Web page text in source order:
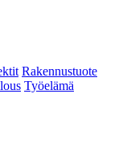
Rakennustuote
Työelämä